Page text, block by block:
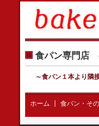
食パン専門
～食パン１本より隣
ホーム 食パン・そ